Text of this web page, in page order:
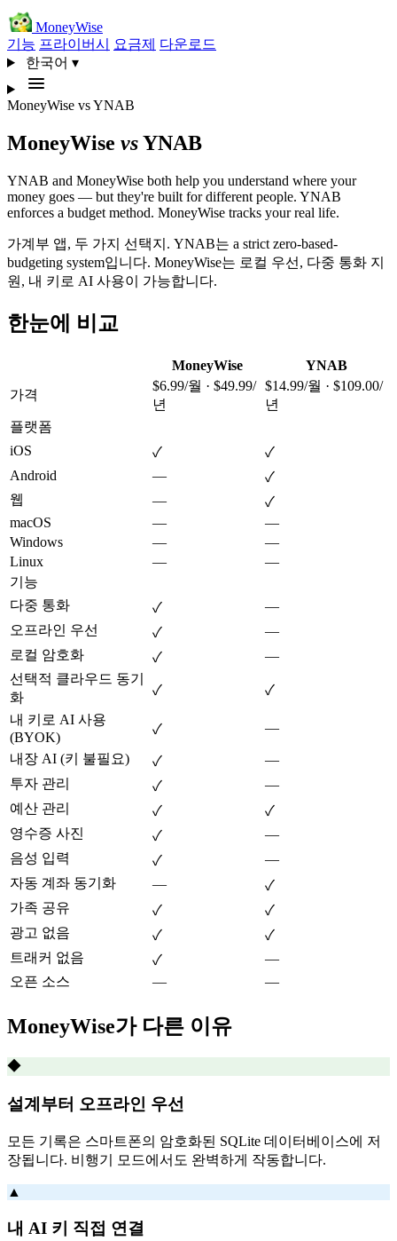
MoneyWise
기능 프라이버시 요금제 다운로드
한국어 ▾
MoneyWise vsYNAB
MoneyWise vsYNAB
YNAB and MoneyWise both help you understand where your
money goes — but they're built for different people. YNAB
enforces a budget method. MoneyWise tracks your real life.
가계부 앱, 두 가지 선택지. YNAB는 a strict zero-based-
budgeting system입니다. MoneyWise는 로컬 우선, 다중 통화 지
원, 내 키로 AI 사용이 가능합니다.
한눈에 비교
MoneyWise
YNAB
가격
$6.99/월 · $49.99/
년
$14.99/월 · $109.00/
년
플랫폼
iOS
✓
✓
Android
—
✓
웹
—
✓
macOS
—
—
Windows
—
—
Linux
—
—
기능
다중 통화
✓
—
오프라인 우선
✓
—
로컬 암호화
✓
—
선택적 클라우드 동기
화
✓
✓
내 키로 AI 사용
(BYOK)
✓ —
내장 AI (키 불필요) ✓
—
투자 관리
✓
—
예산 관리
✓
✓
영수증 사진
✓
—
음성 입력
✓
—
자동 계좌 동기화
—
✓
가족 공유
✓
✓
광고 없음
✓
✓
트래커 없음
✓
—
오픈 소스
— —
MoneyWise가 다른 이유
◆
설계부터 오프라인 우선
모든 기록은 스마트폰의 암호화된 SQLite 데이터베이스에 저
장됩니다. 비행기 모드에서도 완벽하게 작동합니다.
▲
내 AI 키 직접 연결